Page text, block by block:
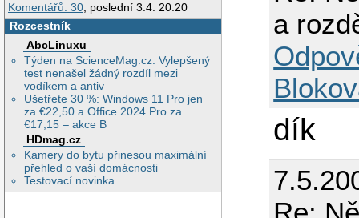
Komentářů: 30 , poslední 3.4. 20:20
Rozcestník
AbcLinuxu
Týden na ScienceMag.cz: Vylepšený
test nenašel žádný rozdíl mezi
vodíkem a antiv
Ušetřete 30 %: Windows 11 Pro jen
za €22,50 a Office 2024 Pro za
€17,15 – akce B
HDmag.cz
Kamery do bytu přinesou maximální
přehled o vaší domácnosti
Testovací novinka
a
dík